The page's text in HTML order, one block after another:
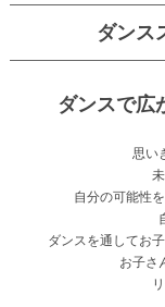
ダンス
ダンスで広
思い
自分の可能性
ダンスを通してお
お子さ